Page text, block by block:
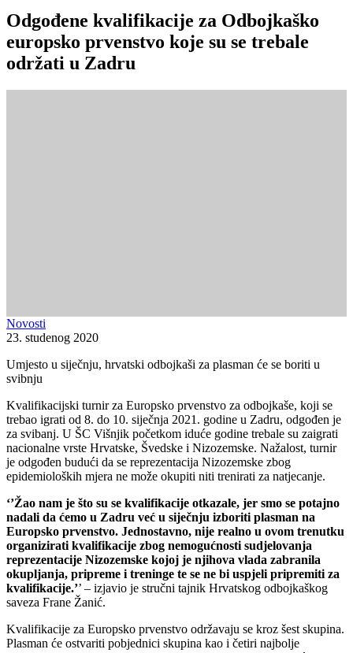
Odgođene kvalifikacije za Odbojkaško
europsko prvenstvo koje su se trebale
održati u Zadru
Novosti
23. studenog 2020
Umjesto u siječnju, hrvatski odbojkaši za plasman će se boriti u
svibnju
Kvalifikacijski turnir za Europsko prvenstvo za odbojkaše, koji se
trebao igrati od 8. do 10. siječnja 2021. godine u Zadru, odgođen je
za svibanj. U ŠC Višnjik početkom iduće godine trebale su zaigrati
nacionalne vrste Hrvatske, Švedske i Nizozemske. Nažalost, turnir
je odgođen budući da se reprezentacija Nizozemske zbog
epidemioloških mjera ne može okupiti niti trenirati za natjecanje.
‘’Žao nam je što su se kvalifikacije otkazale, jer smo se potajno
nadali da ćemo u Zadru već u siječnju izboriti plasman na
Europsko prvenstvo. Jednostavno, nije realno u ovom trenutku
organizirati kvalifikacije zbog nemogućnosti sudjelovanja
reprezentacije Nizozemske kojoj je njihova vlada zabranila
okupljanja, pripreme i treninge te se ne bi uspjeli pripremiti za
kvalifikacije.’’ – izjavio je stručni tajnik Hrvatskog odbojkaškog
saveza Frane Žanić.
Kvalifikacije za Europsko prvenstvo održavaju se kroz šest skupina.
Plasman će ostvariti pobjednici skupina kao i četiri najbolje